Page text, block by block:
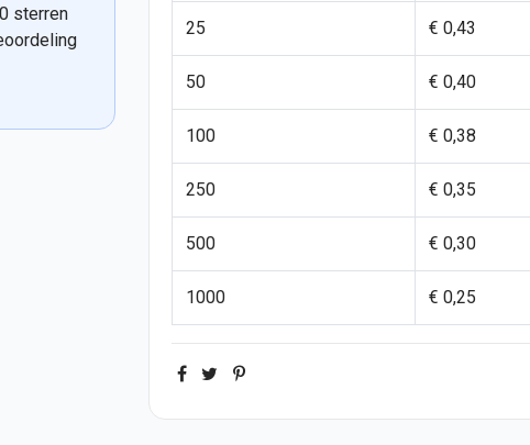
sterren
25 € 0,43
50 € 0,40
100 € 0,38
250 € 0,35
500 € 0,30
1000 € 0,25